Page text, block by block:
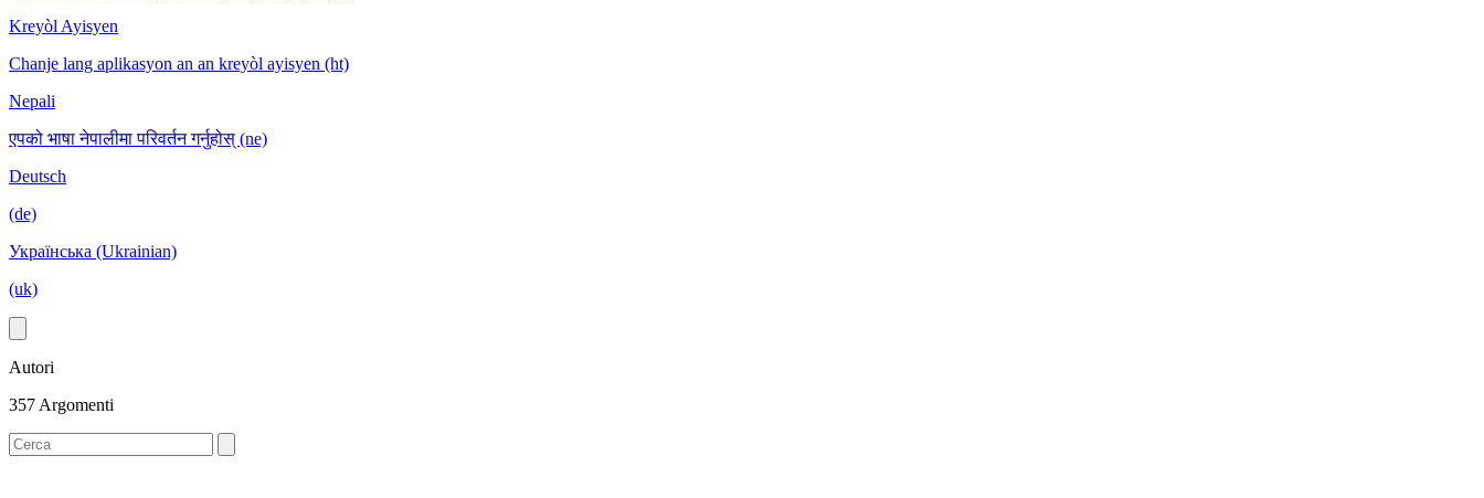
Kreyòl Ayisyen
Chanje lang aplikasyon an an kreyòl ayisyen (ht)
Nepali
एपको भाषा नेपालीमा परिवर्तन गर्नुहोस् (ne)
Deutsch
(de)
Українська (Ukrainian)
(uk)
Autori
357 Argomenti